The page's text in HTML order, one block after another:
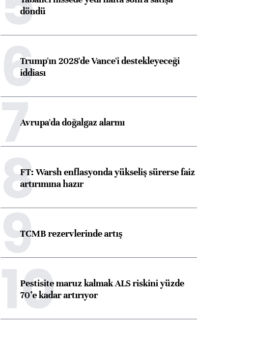
döndü
6Trump'ın 2028'de Vance'i destekleyeceği
iddiası
7Avrupa'da doğalgaz alarmı
8FT: Warsh enflasyonda yükseliş sürerse faiz
artırımına hazır
9TCMB rezervlerinde artış
10
Pestisite maruz kalmak ALS riskini yüzde
70’e kadar artırıyor